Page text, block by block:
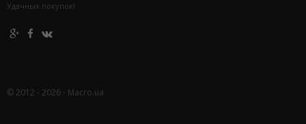
Удачных покупок!
© 2012 - 2026 - Macro.ua